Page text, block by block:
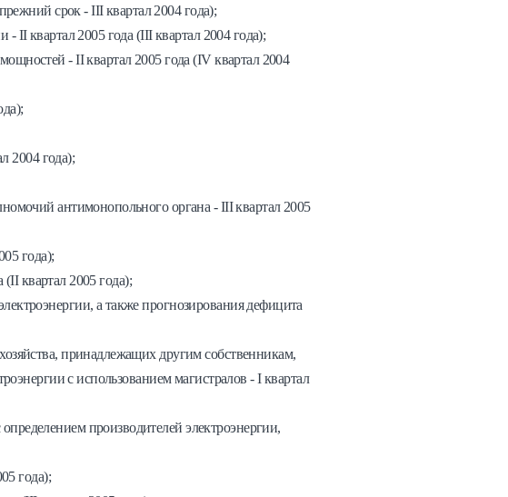
срок - III квартал 2004 года);
II квартал 2005 года (III квартал 2004 года);
- II квартал 2005 года (IV квартал 2004
2004 года);
антимонопольного органа - III квартал 2005
года);
квартал 2005 года);
а также прогнозирования дефицита
принадлежащих другим собственникам,
с использованием магистралов - I квартал
производителей электроэнергии,
года);